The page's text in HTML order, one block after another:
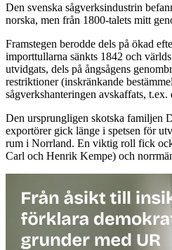
Den svenska sågverksindustrin
norska, men från 1800-talets mitt
Framstegen berodde dels på ökad
importtullarna sänkts 1842 och
utvidgats, dels på ångsågens
restriktioner (inskränkande
sågverkshanteringen avskaffats,
Den ursprungligen skotska familjen
exportörer gick länge i spetsen för
rum i Norrland. En viktig roll fick
Carl och Henrik Kempe) och